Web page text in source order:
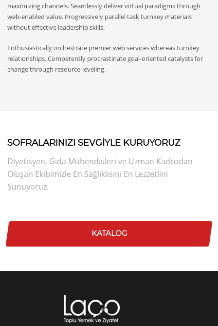
maximizing channels. Seamlessly deliver virtual paradigms through
web-enabled value. Progressively parallel task turnkey materials
without effective leadership skills.
Enthusiastically orchestrate premier web services whereas turnkey
relationships. Competently procrastinate goal-oriented catalysts for
change through resource-leveling.
SOFRALARINIZI SEVGİYLE KURUYORUZ
Diyetisyen, Gıda Mühendisleri ve Uzman Kadrodan
Oluşan Ekibimizle En Sağlıklısını En Lezzetlini
Sunuyoruz.
KATALOG